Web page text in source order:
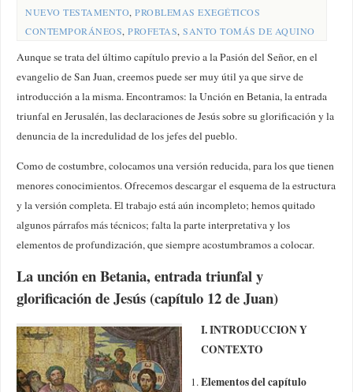
NUEVO TESTAMENTO,PROBLEMAS EXEGÉTICOS
CONTEMPORÁNEOS,PROFETAS,SANTO TOMÁS DE AQUINO
Aunque se trata del último capítulo previo a la Pasión del Señor, en el
evangelio de San Juan, creemos puede ser muy útil ya que sirve de
introducción a la misma. Encontramos: la Unción en Betania, la entrada
triunfal en Jerusalén, las declaraciones de Jesús sobre su glorificación y la
denuncia de la incredulidad de los jefes del pueblo.
Como de costumbre, colocamos una versión reducida, para los que tienen
menores conocimientos. Ofrecemos descargar el esquema de la estructura
y la versión completa. El trabajo está aún incompleto; hemos quitado
algunos párrafos más técnicos; falta la parte interpretativa y los
elementos de profundización, que siempre acostumbramos a colocar.
La unción en Betania, entrada triunfal y
glorificación de Jesús (capítulo 12 de Juan)
I.INTRODUCCION Y
CONTEXTO
Elementos del capítulo